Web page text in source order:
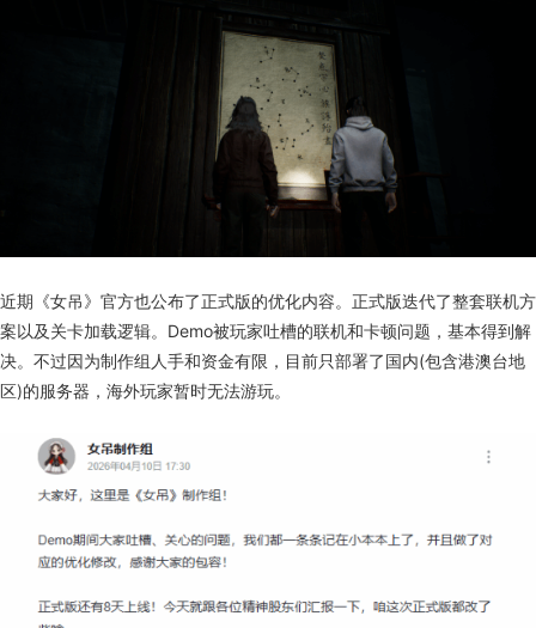
近期《女吊》官方也公布了正式版的优化内容。正式版迭代了整套联机方
案以及关卡加载逻辑。Demo被玩家吐槽的联机和卡顿问题，基本得到解
决。不过因为制作组人手和资金有限，目前只部署了国内(包含港澳台地
区)的服务器，海外玩家暂时无法游玩。